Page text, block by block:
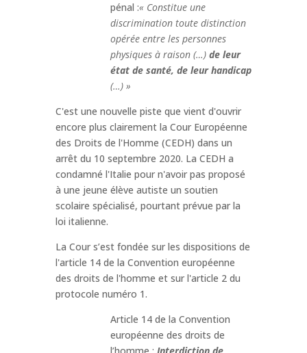
pénal :« Constitue une
discrimination toute distinction
opérée entre les personnes
physiques à raison (…) de leur
état de santé, de leur handicap
(…) »
C'est une nouvelle piste que vient d'ouvrir
encore plus clairement la Cour Européenne
des Droits de l'Homme (CEDH) dans un
arrêt du 10 septembre 2020. La CEDH a
condamné l'Italie pour n'avoir pas proposé
à une jeune élève autiste un soutien
scolaire spécialisé, pourtant prévue par la
loi italienne.
La Cour s’est fondée sur les dispositions de
l'article 14 de la Convention européenne
des droits de l'homme et sur l'article 2 du
protocole numéro 1.
Article 14 de la Convention
européenne des droits de